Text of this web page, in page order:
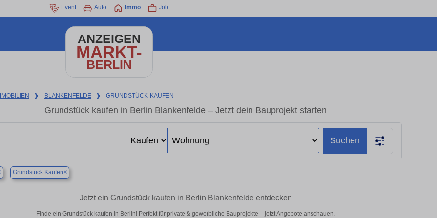
Event Auto Immo Job
ANZEIGEN
MARKT-
BERLIN
❯ BLANKENFELDE ❯ GRUNDSTÜCK-KAUFEN
Grundstück kaufen in Berlin Blankenfelde – Jetzt dein Bauprojekt starten
Suchen
Grundstück Kaufen×
Jetzt ein Grundstück kaufen in Berlin Blankenfelde entdecken
Finde ein Grundstück kaufen in Berlin! Perfekt für private & gewerbliche Bauprojekte – jetzt Angebote anschauen.